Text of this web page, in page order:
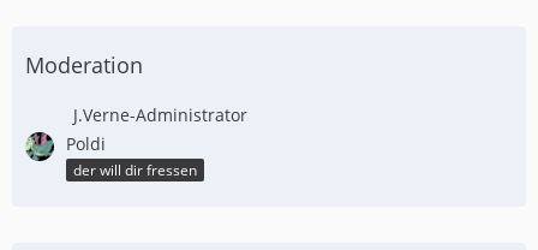
Moderation
J.Verne-Administrator
Poldi
der will dir fressen